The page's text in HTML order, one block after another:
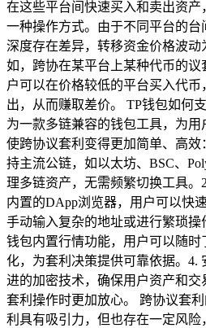
在这些平台间快速买入和卖出资
一种操作方式。由于不同平台的
深度存在差异，转移资金价格波动
如，跨协在某平台上某种代币的议
户可以在价格较低的平台买入代
出，从而赚取差价。 TP钱包如何
为一款多链兼容的钱包工具，为用
使跨协议套利变得更加简单、高效
持主流公链，如以太坊、BSC、
理多链资产，无需频繁切换工具。
内置的DApp浏览器，用户可以快
手动输入复杂的地址或进行繁琐操
钱包内置行情功能，用户可以随
化，为套利决策提供可靠依据。4.
进的加密技术，确保用户资产和
套利操作时更加放心。 跨协议套
利具有吸引力，但也存在一定风